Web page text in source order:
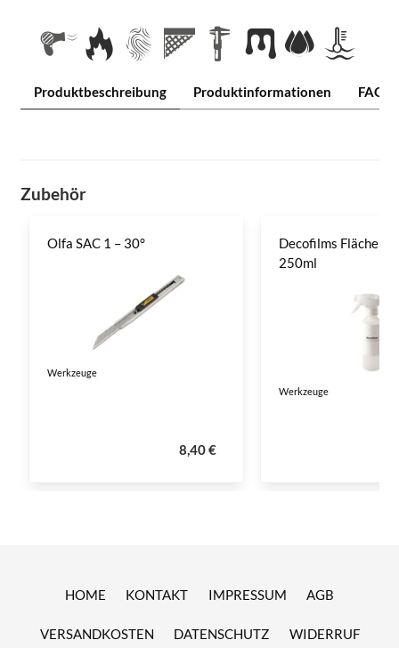
Produktbeschreibung Produktinformationen FAQ
Zubehör
Olfa SAC 1 – 30°
Werkzeuge
8,40 €
Decofilms
250ml
Werkzeuge
HOME KONTAKT IMPRESSUM AGB
VERSANDKOSTEN DATENSCHUTZ WIDERRUF